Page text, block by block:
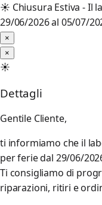
☀️ Chiusura Estiva - Il
29/06/2026 al 05/07/
×
×
☀️
Dettagli
Gentile Cliente,
ti informiamo che il
per ferie dal 29/06/
Ti consigliamo di
riparazioni, ritiri e